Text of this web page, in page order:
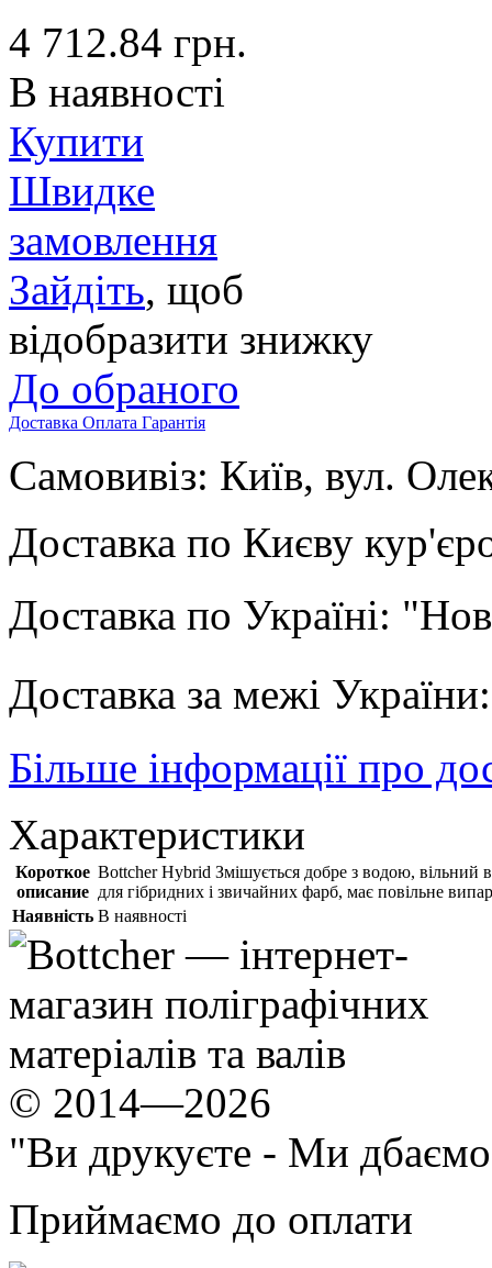
4 712.84 грн.
В наявності
Купити
Швидке
замовлення
Зайдіть, щоб
відобразити знижку
До обраного
Доставка Оплата Гарантія
Самовивіз: Київ, вул.
Доставка по Києву
Доставка по Україні:
Доставка за межі
Більше інформації про
Характеристики
Короткое
описание
Bottcher Hybrid Змішується добре з водою, вільний
для гібридних і звичайних фарб, має повільне
Наявність В наявності
© 2014—2026
"Ви друкуєте - Ми
Приймаємо до оплати